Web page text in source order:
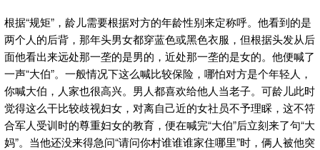
根据“规矩”，龄儿需要根据对方的年龄性别来定称呼。他看到的是
两个人的后背，那年头男女都穿蓝色或黑色衣服，但根据头发从后
面他看出来远处那一垄的是男的，近处那一垄的是女的。他便喊了
一声“大伯”。一般情况下这么喊比较保险，哪怕对方是个年轻人，
你喊大伯，人家也很高兴。男人都喜欢给他人当老子。可龄儿此时
觉得这么干比较歧视妇女，对离自己近的女社员不予理睬，这不符
合军人受训时的尊重妇女的教育，便在喊完“大伯”后立刻来了句“大
妈”。当他还没来得急问“请问你村谁谁谁家住哪里”时，俩人被他突